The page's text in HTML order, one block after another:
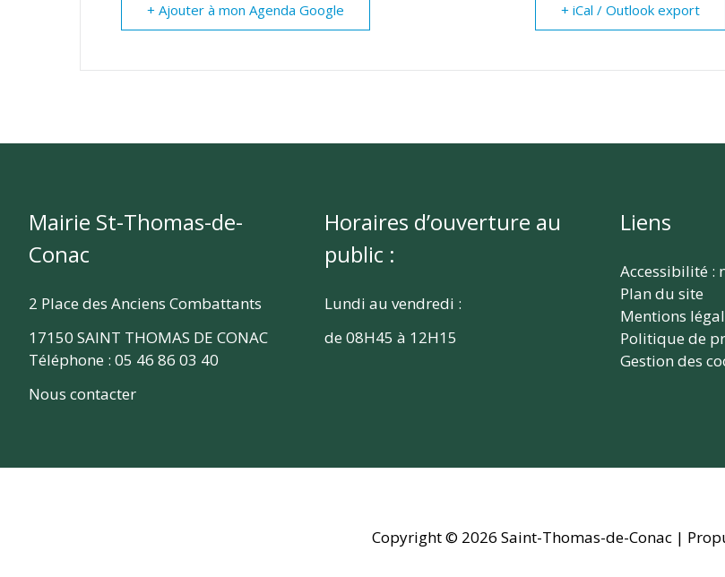
+ Ajouter à mon Agenda Google + iCal / Outlook export
Mairie St-Thomas-de-
Conac
2 Place des Anciens Combattants
17150 SAINT THOMAS DE CONAC
Téléphone : 05 46 86 03 40
Nous contacter
Horaires d’ouverture au
public :
Lundi au vendredi :
de 08H45 à 12H15
Liens
Accessibilité :
Plan du site
Mentions
Politique de
Gestion des
Copyright © 2026 Saint-Thomas-de-Conac |